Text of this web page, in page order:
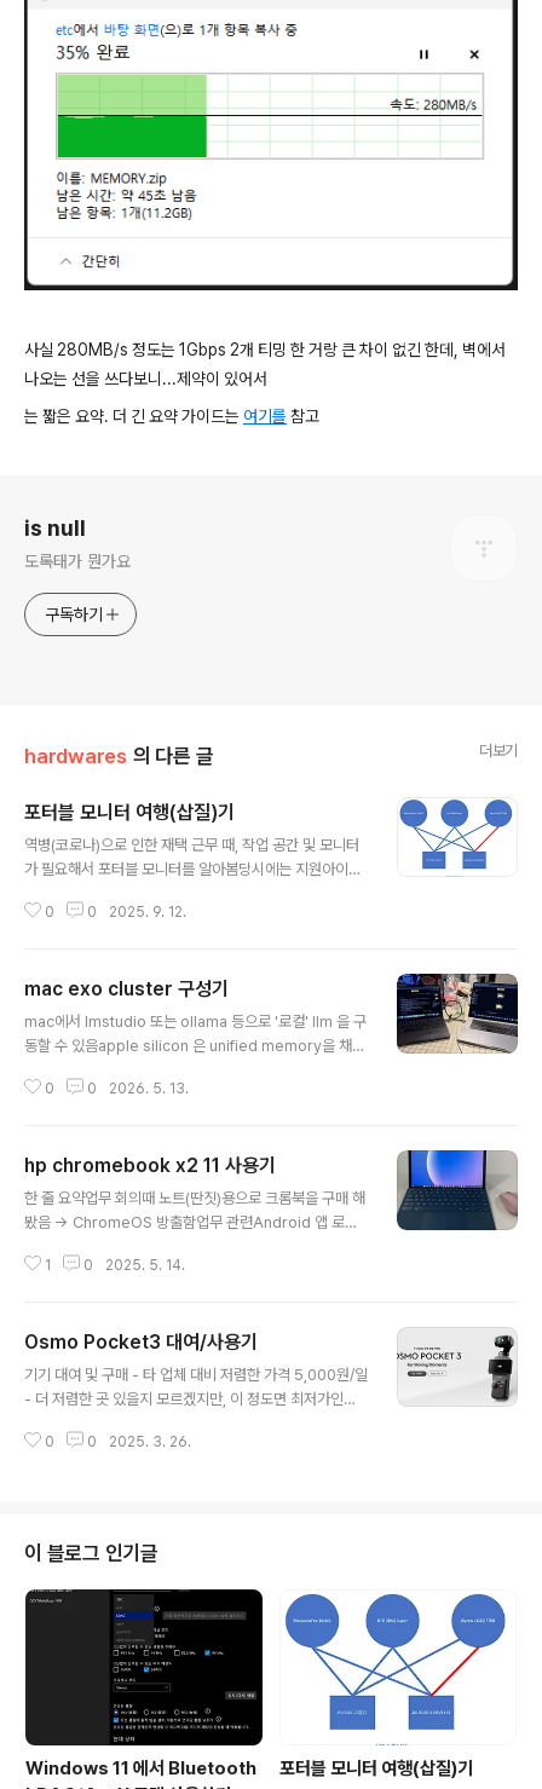
사실 280MB/s 정도는 1Gbps 2개 티밍 한 거랑 큰 차이 없긴 한데, 벽에서
나오는 선을 쓰다보니...제약이 있어서
는 짧은 요약. 더 긴 요약 가이드는 여기를 참고
is null
도록태가 뭔가요
구독하기
hardwares 의 다른 글 더보기
포터블 모니터 여행(삽질)기
역병(코로나)으로 인한 재택 근무 때, 작업 공간 및 모니터
가 필요해서 포터블 모니터를 알아봄당시에는 지원아이앤
씩 구매함지원아이앤씨코리아 QCT130, FCT130- 13
는 삼성 DEX 구성 용도로 가성비로 유명한 모델이었는데,
당시에는 그럭저럭 괜찬은 모델이었으나 세월은 이기지 못
함- 스펙은 350cd 의 밝기이나 OSD에서 설정 값을 기억
적으로 낮았음- PC 전원과 상관 없는 별도의 전원 (항상
0 0 2025. 9. 12.
mac exo cluster 구성기
mac에서 lmstudio 또는 ollama 등으로 '로컬' llm 을 구
동할 수 있음apple silicon 은 unified memory을 채택
도움이 됨lmstudio 설치 + 모델만 다운로드 하는 것으로
느꼈지만, mac을 활용한 클러스터 구성에 흥미를 느껴 테
스트 해봄exo clustermac 을 한 대이상 연결해서 (Thu
nderbolt는 스위치가 없기 때문에 최대 4대까지 mesh
s 26.2 이후에는 Thnderbolt5 (TB5) 네트워크 위에 R
0 0 2026. 5. 13.
hp chromebook x2 11 사용기
한 줄 요약업무 회의때 노트(딴짓)용으로 크롬북을 구매 해
봤음 -> ChromeOS 방출함업무 관련Android 앱 로딩
DP 연결 등 원격 업무는 모두 가능함(어플리케이션의 모양
eams 도 있고 다 있는데, Slack 은 왜 검색에 나오는지
모르겠음 (안깔아봤음)Android 가이드 보고 Wifi 인증 했
는데, 내부 코어는 다른지 ident 이후에 도메인 정보를 같
프로그램으로 대체해서 썼는데, 3rd party 프로그램이라
1 0 2025. 5. 14.
Osmo Pocket3 대여/사용기
기기 대여 및 구매 - 타 업체 대비 저렴한 가격 5,000원/일
- 더 저렴한 곳 있을지 모르겠지만, 이 정도면 최저가인것
여러 품목을 같이 대여 받았으나 실제로는 본체 + 보조 배
능해서 좋았음 - 저녁에 받아서 몰랐는데, 대낮에 보니 기
기에 여러군대 생채기가 있었음. (장비 덕후로 맘이 아팠으
나 대여품이라 어쩔 수 없는듯) - 카메라 렌즈에 보호 필름
이 붙어 있어서, 화질이 좋지 않을까 걱정 있었으나 큰 차이
없는듯 (내 장비였으면 안붙였음) - 신품을 살..
0 0 2025. 3. 26.
이 블로그 인기글
Windows 11 에서 Bluetooth
포터블 모니터 여행(삽질)기